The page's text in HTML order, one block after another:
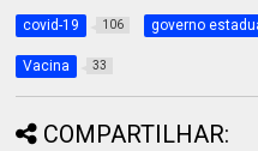
covid-19 106 governo
Vacina 33
COMPARTILHAR: